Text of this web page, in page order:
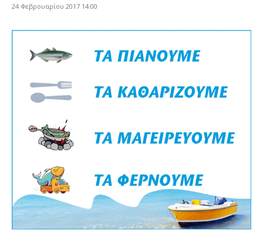
24 Φεβρουαρίου 2017 14:00